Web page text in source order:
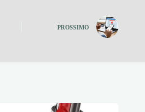
PROSSIMO